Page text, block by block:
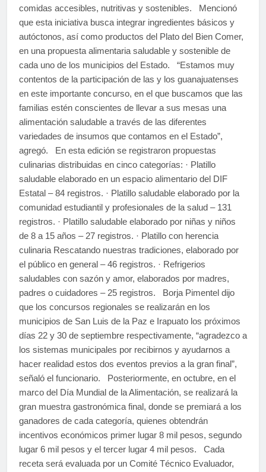
comidas accesibles, nutritivas y sostenibles. Mencionó
que esta iniciativa busca integrar ingredientes básicos y
autóctonos, así como productos del Plato del Bien Comer,
en una propuesta alimentaria saludable y sostenible de
cada uno de los municipios del Estado. “Estamos muy
contentos de la participación de las y los guanajuatenses
en este importante concurso, en el que buscamos que las
familias estén conscientes de llevar a sus mesas una
alimentación saludable a través de las diferentes
variedades de insumos que contamos en el Estado”,
agregó. En esta edición se registraron propuestas
culinarias distribuidas en cinco categorías: · Platillo
saludable elaborado en un espacio alimentario del DIF
Estatal – 84 registros. · Platillo saludable elaborado por la
comunidad estudiantil y profesionales de la salud – 131
registros. · Platillo saludable elaborado por niñas y niños
de 8 a 15 años – 27 registros. · Platillo con herencia
culinaria Rescatando nuestras tradiciones, elaborado por
el público en general – 46 registros. · Refrigerios
saludables con sazón y amor, elaborados por madres,
padres o cuidadores – 25 registros. Borja Pimentel dijo
que los concursos regionales se realizarán en los
municipios de San Luis de la Paz e Irapuato los próximos
días 22 y 30 de septiembre respectivamente, “agradezco a
los sistemas municipales por recibirnos y ayudarnos a
hacer realidad estos dos eventos previos a la gran final”,
señaló el funcionario. Posteriormente, en octubre, en el
marco del Día Mundial de la Alimentación, se realizará la
gran muestra gastronómica final, donde se premiará a los
ganadores de cada categoría, quienes obtendrán
incentivos económicos primer lugar 8 mil pesos, segundo
lugar 6 mil pesos y el tercer lugar 4 mil pesos. Cada
receta será evaluada por un Comité Técnico Evaluador,